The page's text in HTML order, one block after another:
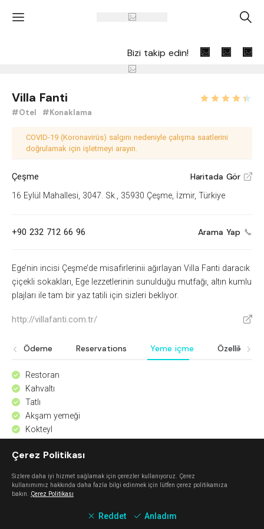
' A
Bizi takip edin!
Villa Fanti
#Otel #Konaklama
COVID-19 (Koronavirüs) salgını nedeniyle çalışma saatlerini
doğrulamak için işletmeyi arayın.
Çeşme Haritada Gör V
16 Eylül Mahallesi, 3047. Sk., 35930 Çeşme, İzmir, Türkiye
+90 232 712 66 96 Arama Yap
Ege’nin incisi Çeşme’de misafirlerinii ağırlayan Villa Fanti daracık
çiçekli sokakları, Ege lezzetlerinin sunulduğu mutfağı, altın kumlu
plajları ile tam bir yaz tatili için sizleri bekliyor.
http://villafanti.com.tr/ V
Ödeme Reservations Yeme içme Özellikler
^ Restoran
^ Kahvaltı
^ Tatlı
^ Akşam yemeği
^ Kokteyl
^ Şarap
Keşfet
Çerez Politikası
Sizlere daha iyi hizmet sağlamak için çerezler kullanıyoruz. Çerez
kullanımımız hakkında daha fazla bilgi edinmek için lütfen çerez politikamıza
bakın. Çerez Politikası
Reddet Anladım